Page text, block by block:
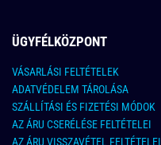
ÜGYFÉLKÖZPONT
VÁSARLÁSI FELTÉTELEK
ADATVÉDELEM TÁROLÁSA
SZÁLLÍTÁSI ÉS FIZETÉSI MÓDOK
AZ ÁRU CSERÉLÉSE FELTÉTELEI
AZ ÁRU VISSZAVÉTEL FELTÉTELEI